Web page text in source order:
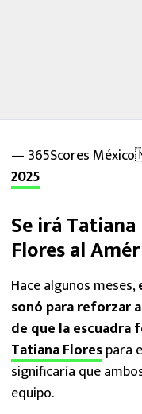
— 365Scores
2025
Se irá
Flores al
Hace algunos meses,
sonó para reforzar
de que la escuadra
Tatiana Florespara
significaría que
equipo.